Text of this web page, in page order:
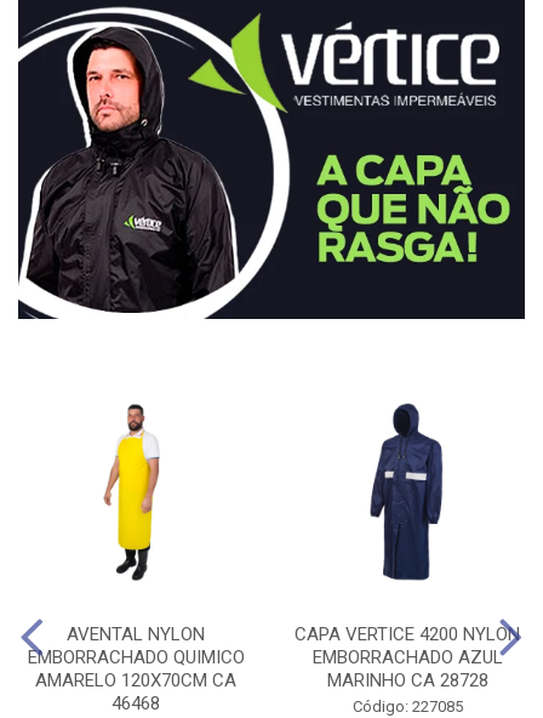
AVENTAL NYLON
EMBORRACHADO QUIMICO
AMARELO 120X70CM CA
46468
CAPA VERTICE 4200 NYLON
EMBORRACHADO AZUL
MARINHO CA 28728
Código: 227085